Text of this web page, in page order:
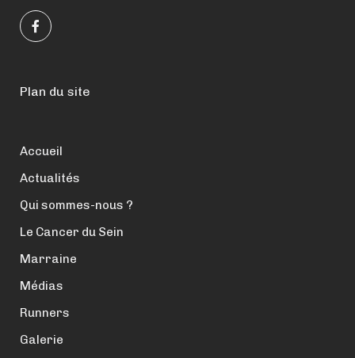
Plan du site
Accueil
Actualités
Qui sommes-nous ?
Le Cancer du Sein
Marraine
Médias
Runners
Galerie